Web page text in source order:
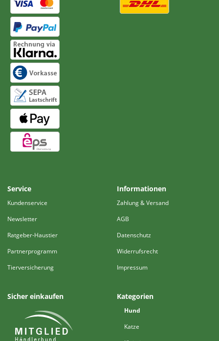
Service
Kundenservice
Newsletter
Ratgeber-Haustier
Partnerprogramm
Tierversicherung
Informationen
Zahlung & Versand
AGB
Datenschutz
Widerrufsrecht
Impressum
Sicher einkaufen Kategorien
Hund
Katze